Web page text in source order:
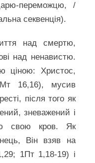
переможцю, /
секвенція).
над смертю,
над ненавистю.
ціною: Христос,
16,16), мусив
після того як
зневажений і
свою кров. Як
Він взяв на
1Пт 1,18-19) і